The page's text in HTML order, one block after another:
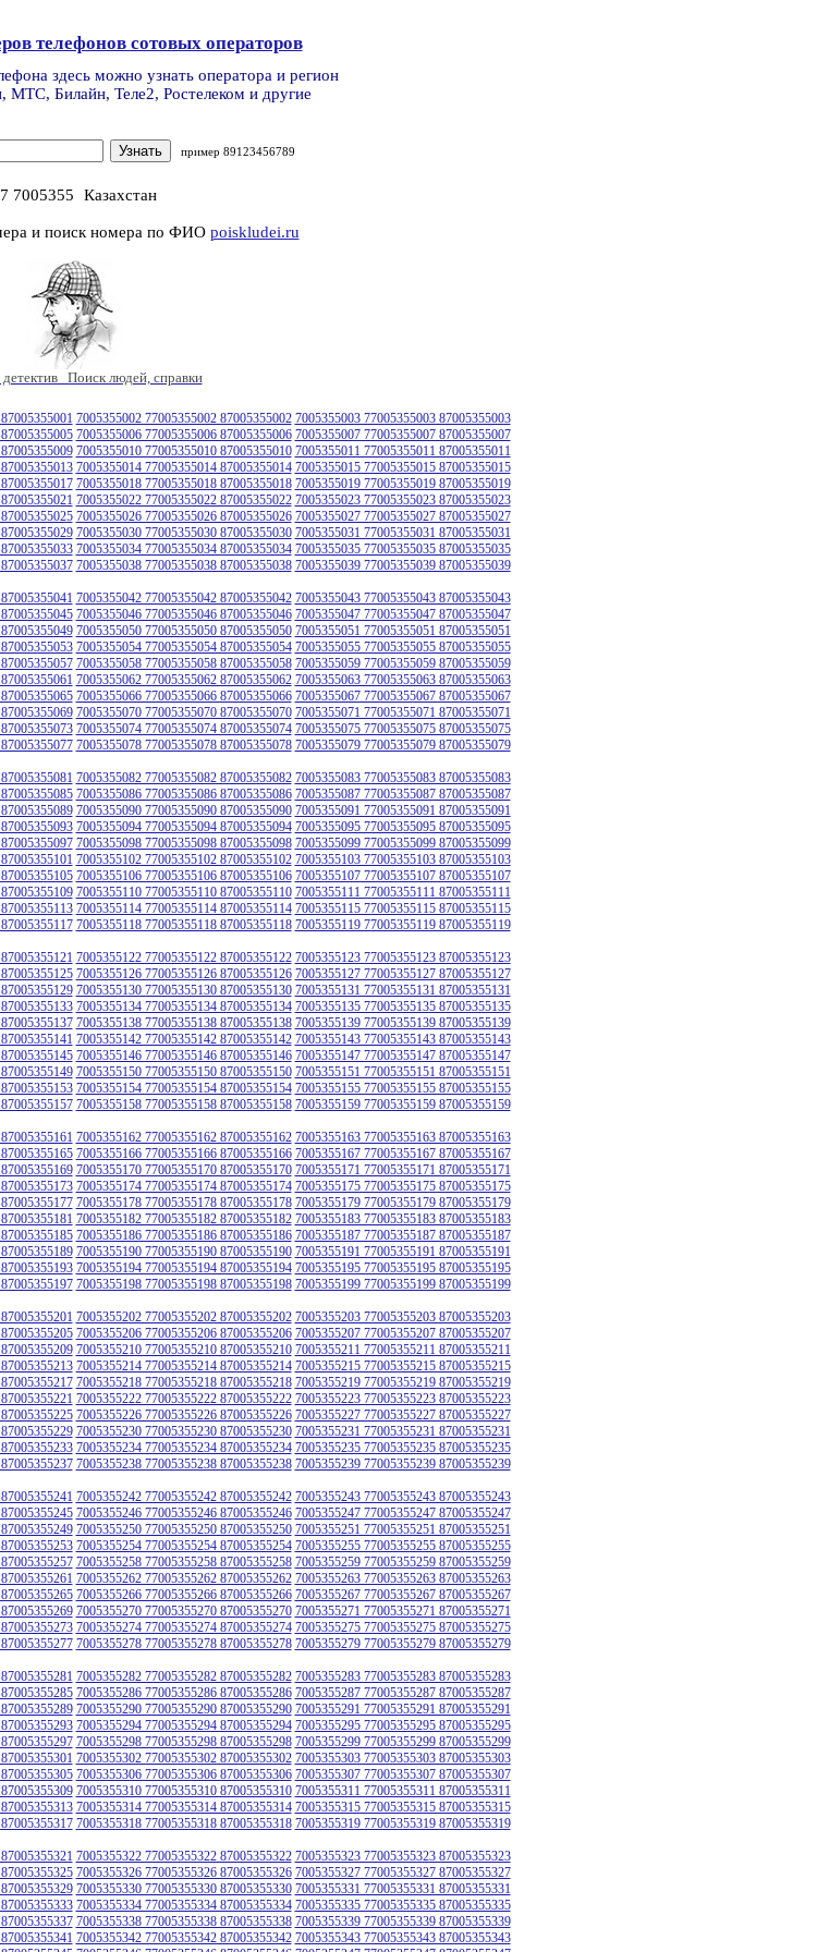
телефонов сотовых операторов
здесь можно узнать оператора и регион
Билайн, Теле2, Ростелеком и другие
пример 89123456789
7005355 Казахстан
и поиск номера по ФИО poiskludei.ru
Поиск людей, справки
7005355002 77005355002 87005355002 7005355003 77005355003 87005355003
7005355006 77005355006 87005355006 7005355007 77005355007 87005355007
7005355010 77005355010 87005355010 7005355011 77005355011 87005355011
7005355014 77005355014 87005355014 7005355015 77005355015 87005355015
7005355018 77005355018 87005355018 7005355019 77005355019 87005355019
7005355022 77005355022 87005355022 7005355023 77005355023 87005355023
7005355026 77005355026 87005355026 7005355027 77005355027 87005355027
7005355030 77005355030 87005355030 7005355031 77005355031 87005355031
7005355034 77005355034 87005355034 7005355035 77005355035 87005355035
7005355038 77005355038 87005355038 7005355039 77005355039 87005355039
7005355042 77005355042 87005355042 7005355043 77005355043 87005355043
7005355046 77005355046 87005355046 7005355047 77005355047 87005355047
7005355050 77005355050 87005355050 7005355051 77005355051 87005355051
7005355054 77005355054 87005355054 7005355055 77005355055 87005355055
7005355058 77005355058 87005355058 7005355059 77005355059 87005355059
7005355062 77005355062 87005355062 7005355063 77005355063 87005355063
7005355066 77005355066 87005355066 7005355067 77005355067 87005355067
7005355070 77005355070 87005355070 7005355071 77005355071 87005355071
7005355074 77005355074 87005355074 7005355075 77005355075 87005355075
7005355078 77005355078 87005355078 7005355079 77005355079 87005355079
7005355082 77005355082 87005355082 7005355083 77005355083 87005355083
7005355086 77005355086 87005355086 7005355087 77005355087 87005355087
7005355090 77005355090 87005355090 7005355091 77005355091 87005355091
7005355094 77005355094 87005355094 7005355095 77005355095 87005355095
7005355098 77005355098 87005355098 7005355099 77005355099 87005355099
7005355102 77005355102 87005355102 7005355103 77005355103 87005355103
7005355106 77005355106 87005355106 7005355107 77005355107 87005355107
7005355110 77005355110 87005355110 7005355111 77005355111 87005355111
7005355114 77005355114 87005355114 7005355115 77005355115 87005355115
7005355118 77005355118 87005355118 7005355119 77005355119 87005355119
7005355122 77005355122 87005355122 7005355123 77005355123 87005355123
7005355126 77005355126 87005355126 7005355127 77005355127 87005355127
7005355130 77005355130 87005355130 7005355131 77005355131 87005355131
7005355134 77005355134 87005355134 7005355135 77005355135 87005355135
7005355138 77005355138 87005355138 7005355139 77005355139 87005355139
7005355142 77005355142 87005355142 7005355143 77005355143 87005355143
7005355146 77005355146 87005355146 7005355147 77005355147 87005355147
7005355150 77005355150 87005355150 7005355151 77005355151 87005355151
7005355154 77005355154 87005355154 7005355155 77005355155 87005355155
7005355158 77005355158 87005355158 7005355159 77005355159 87005355159
7005355162 77005355162 87005355162 7005355163 77005355163 87005355163
7005355166 77005355166 87005355166 7005355167 77005355167 87005355167
7005355170 77005355170 87005355170 7005355171 77005355171 87005355171
7005355174 77005355174 87005355174 7005355175 77005355175 87005355175
7005355178 77005355178 87005355178 7005355179 77005355179 87005355179
7005355182 77005355182 87005355182 7005355183 77005355183 87005355183
7005355186 77005355186 87005355186 7005355187 77005355187 87005355187
7005355190 77005355190 87005355190 7005355191 77005355191 87005355191
7005355194 77005355194 87005355194 7005355195 77005355195 87005355195
7005355198 77005355198 87005355198 7005355199 77005355199 87005355199
7005355202 77005355202 87005355202 7005355203 77005355203 87005355203
7005355206 77005355206 87005355206 7005355207 77005355207 87005355207
7005355210 77005355210 87005355210 7005355211 77005355211 87005355211
7005355214 77005355214 87005355214 7005355215 77005355215 87005355215
7005355218 77005355218 87005355218 7005355219 77005355219 87005355219
7005355222 77005355222 87005355222 7005355223 77005355223 87005355223
7005355226 77005355226 87005355226 7005355227 77005355227 87005355227
7005355230 77005355230 87005355230 7005355231 77005355231 87005355231
7005355234 77005355234 87005355234 7005355235 77005355235 87005355235
7005355238 77005355238 87005355238 7005355239 77005355239 87005355239
7005355242 77005355242 87005355242 7005355243 77005355243 87005355243
7005355246 77005355246 87005355246 7005355247 77005355247 87005355247
7005355250 77005355250 87005355250 7005355251 77005355251 87005355251
7005355254 77005355254 87005355254 7005355255 77005355255 87005355255
7005355258 77005355258 87005355258 7005355259 77005355259 87005355259
7005355262 77005355262 87005355262 7005355263 77005355263 87005355263
7005355266 77005355266 87005355266 7005355267 77005355267 87005355267
7005355270 77005355270 87005355270 7005355271 77005355271 87005355271
7005355274 77005355274 87005355274 7005355275 77005355275 87005355275
7005355278 77005355278 87005355278 7005355279 77005355279 87005355279
7005355282 77005355282 87005355282 7005355283 77005355283 87005355283
7005355286 77005355286 87005355286 7005355287 77005355287 87005355287
7005355290 77005355290 87005355290 7005355291 77005355291 87005355291
7005355294 77005355294 87005355294 7005355295 77005355295 87005355295
7005355298 77005355298 87005355298 7005355299 77005355299 87005355299
7005355302 77005355302 87005355302 7005355303 77005355303 87005355303
7005355306 77005355306 87005355306 7005355307 77005355307 87005355307
7005355310 77005355310 87005355310 7005355311 77005355311 87005355311
7005355314 77005355314 87005355314 7005355315 77005355315 87005355315
7005355318 77005355318 87005355318 7005355319 77005355319 87005355319
7005355322 77005355322 87005355322 7005355323 77005355323 87005355323
7005355326 77005355326 87005355326 7005355327 77005355327 87005355327
7005355330 77005355330 87005355330 7005355331 77005355331 87005355331
7005355334 77005355334 87005355334 7005355335 77005355335 87005355335
7005355338 77005355338 87005355338 7005355339 77005355339 87005355339
7005355342 77005355342 87005355342 7005355343 77005355343 87005355343